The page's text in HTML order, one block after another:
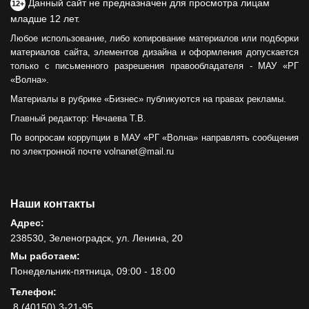
12+ Данный сайт не предназначен для просмотра лицам
младше 12 лет.
Любое использование, либо копирование материалов или подборки
материалов сайта, элементов дизайна и оформления допускается
только с письменного разрешения правообладателя - МАУ «РГ
«Волна».
Материалы в рубрике «Бизнес» публикуются на правах рекламы.
Главный редактор: Нечаева Т.В.
По вопросам коррупции в МАУ «РГ «Волна» направлять сообщения
по электронной почте volnanet@mail.ru
Наши контакты
Адрес:
238530, Зеленоградск, ул. Ленина, 20
Мы работаем:
Понедельник-пятница, 09:00 - 18:00
Телефон:
8 (40150) 3-21-95